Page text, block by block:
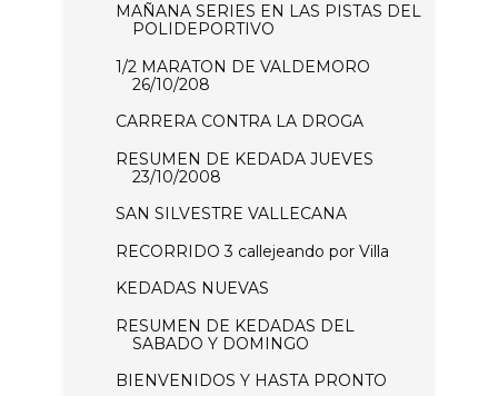
MAÑANA SERIES EN LAS PISTAS DEL
POLIDEPORTIVO
1/2 MARATON DE VALDEMORO
26/10/208
CARRERA CONTRA LA DROGA
RESUMEN DE KEDADA JUEVES
23/10/2008
SAN SILVESTRE VALLECANA
RECORRIDO 3 callejeando por Villa
KEDADAS NUEVAS
RESUMEN DE KEDADAS DEL
SABADO Y DOMINGO
BIENVENIDOS Y HASTA PRONTO